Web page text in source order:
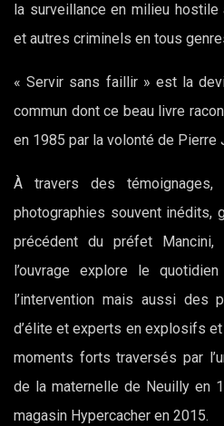
la surveillance en milieu
et autres criminels en tous
« Servir sans faillir » est la
commun dont ce beau livre
en 1985 par la volonté de Pierre
À travers des
photographies souvent inédits,
précédent du préfet Mancini,
l’ouvrage explore le
l’intervention mais aussi des
d’élite et experts en explosifs
moments forts traversés par
de la maternelle de Neuilly en
magasin Hypercacher en 2015.